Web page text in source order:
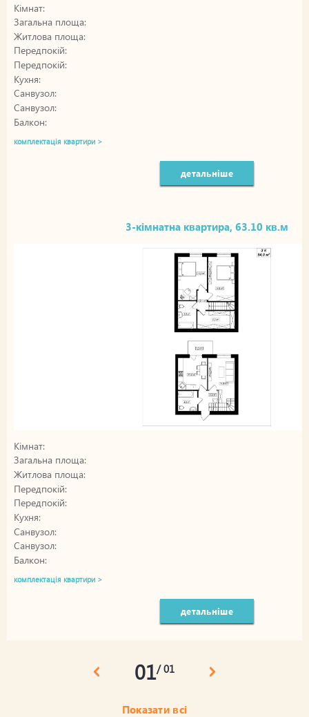
Кімнат:
Загальна площа:
Житлова площа:
Передпокій:
Передпокій:
Кухня:
Санвузол:
Санвузол:
Балкон:
комплектація квартири >
детальніше
3-кімнатна квартира, 63.10 кв.м
Кімнат:
Загальна площа:
Житлова площа:
Передпокій:
Передпокій:
Кухня:
Санвузол:
Санвузол:
Балкон:
комплектація квартири >
детальніше
01/ 01
Показати всі